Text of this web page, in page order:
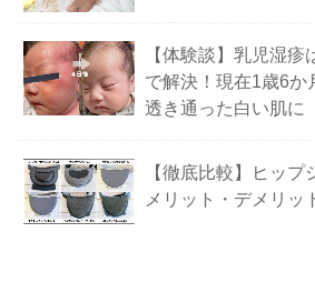
【体験談】乳児湿疹
で解決！現在1歳6か
透き通った白い肌に
【徹底比較】ヒッ
メリット・デメリッ